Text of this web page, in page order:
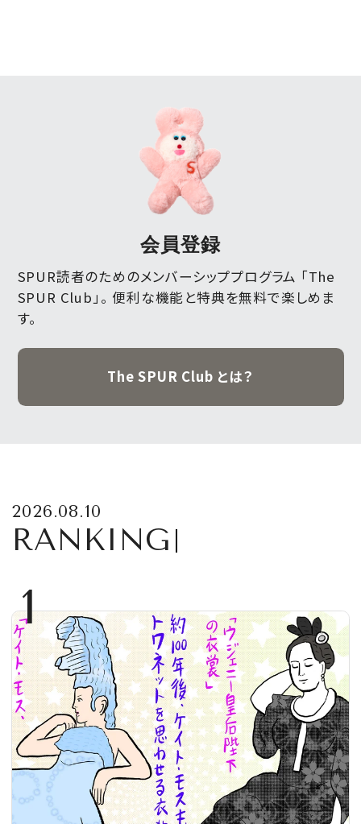
会員登録
SPUR読者のためのメンバーシッププログラム 「The
SPUR Club」。 便利な機能と特典を無料で楽しめま
す。
The SPUR Club とは？
2026.08.10
RANKING
1